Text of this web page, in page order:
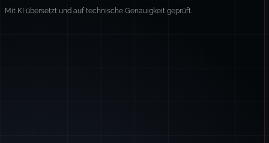
Mit KI übersetzt und auf technische Genauigkeit geprüft.